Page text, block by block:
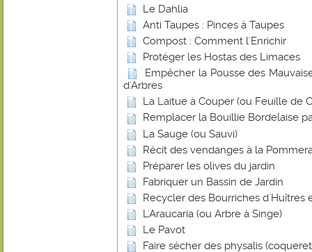
Le Dahlia
Anti Taupes : Pinces à Taupes
Compost : Comment l'Enrichir
Protéger les Hostas des Limaces
Empêcher la Pousse des
d'Arbres
La Laitue à Couper (ou Feuille de
Remplacer la Bouillie Bordelaise
La Sauge (ou Sauvi)
Récit des vendanges à la
Préparer les olives du jardin
Fabriquer un Bassin de Jardin
Recycler des Bourriches d'Huîtres
L'Araucaria (ou Arbre à Singe)
Le Pavot
Faire sécher des physalis